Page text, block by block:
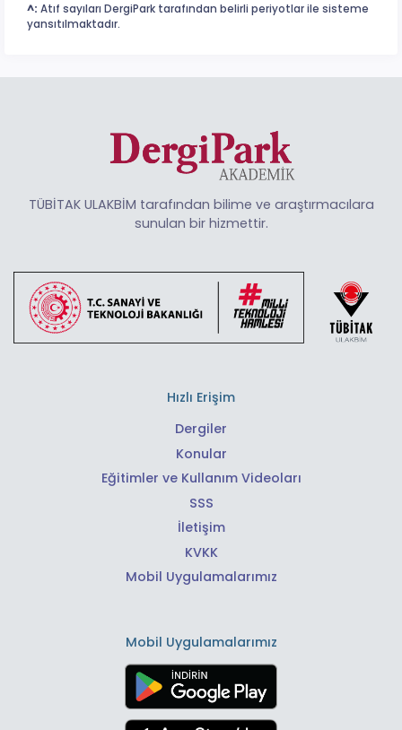
^: Atıf sayıları DergiPark tarafından belirli periyotlar ile sisteme
yansıtılmaktadır.
TÜBİTAK ULAKBİM tarafından bilime ve araştırmacılara
sunulan bir hizmettir.
Hızlı Erişim
Dergiler
Konular
Eğitimler ve Kullanım Videoları
SSS
İletişim
KVKK
Mobil Uygulamalarımız
Mobil Uygulamalarımız